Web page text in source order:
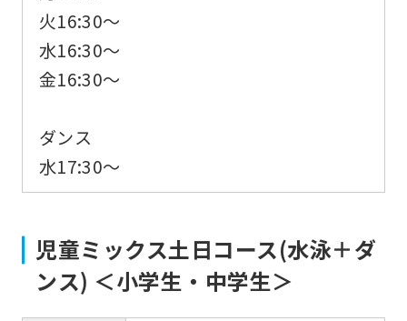
火16:30〜
水16:30〜
金16:30〜
ダンス
水17:30〜
児童ミックス土日コース(水泳＋ダ
ンス) ＜小学生・中学生＞
For
foreigners